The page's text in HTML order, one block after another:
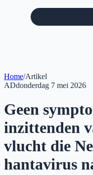
Home/Artikel
ADdonderdag 7 mei 2026
Geen
inzittenden
vlucht die
hantavirus